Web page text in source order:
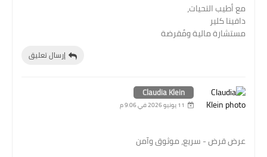
مع أطيب التحيات،
دافينا كلير
مستشارة مالية ومُقرضة
إرسال تعليق
Claudia Klein
11 يونيو 2026 في 9:06 م
عرض قرض - سريع، موثوق وآمن